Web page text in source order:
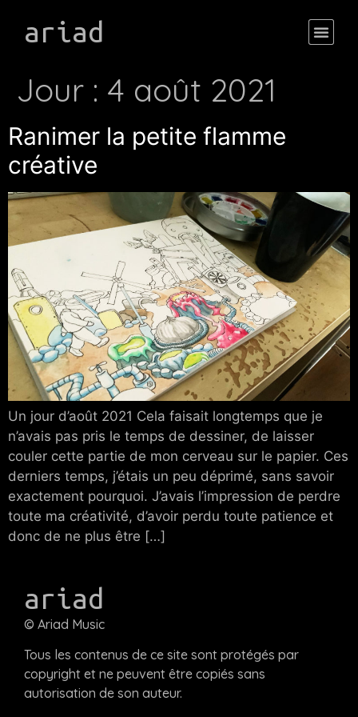
ariad
Jour : 4 août 2021
Ranimer la petite flamme
créative
Un jour d’août 2021 Cela faisait longtemps que je
n’avais pas pris le temps de dessiner, de laisser
couler cette partie de mon cerveau sur le papier. Ces
derniers temps, j’étais un peu déprimé, sans savoir
exactement pourquoi. J’avais l’impression de perdre
toute ma créativité, d’avoir perdu toute patience et
donc de ne plus être […]
ariad
© Ariad Music
Tous les contenus de ce site sont protégés par
copyright et ne peuvent être copiés sans
autorisation de son auteur.